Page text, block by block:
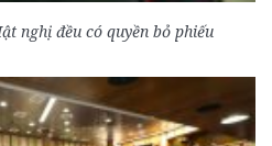
nghị đều có quyền bỏ phiếu